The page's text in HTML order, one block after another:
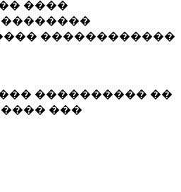
����
������������
���������� ��
���